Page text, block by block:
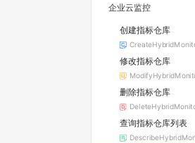
企业云监控
创建指标仓库
修改指标仓库
删除指标仓库
查询指标仓库列表